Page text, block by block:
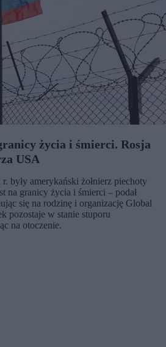
życia i śmierci. Rosja
USA
były amerykański żołnierz piechoty
na granicy życia i śmierci – podał
się na rodzinę i organizację Global
pozostaje w stanie stuporu
na otoczenie.